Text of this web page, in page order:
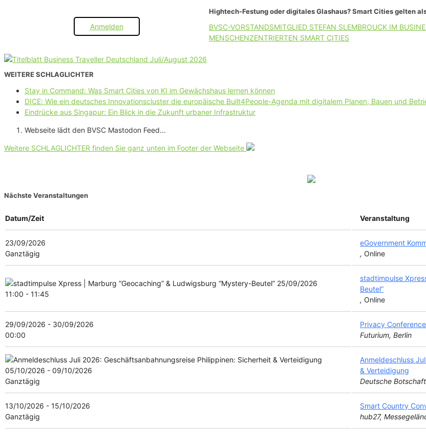
Anmelden
Hightech-Festung oder digitales Glashaus? Smart Cities gelten
BVSC-VORSTANDSMITGLIED STEFAN SLEMBROUCK IM
MENSCHENZENTRIERTEN SMART CITIES
WEITERE SCHLAGLICHTER
Stay in Command: Was Smart Cities von KI im Gewächshaus lernen können
DICE: Wie ein deutsches Innovationscluster die europäische Built4People-Agenda mit digitalem Planen, Bauen und
Eindrücke aus Singapur: Ein Blick in die Zukunft urbaner Infrastruktur
Webseite lädt den BVSC Mastodon Feed...
Weitere SCHLAGLICHTER finden Sie ganz unten im Footer der Webseite
Nächste Veranstaltungen
Datum/Zeit Veranstaltung
23/09/2026
Ganztägig
eGovernment
, Online
25/09/2026
11:00 - 11:45
stadtimpulse
Beutel”
, Online
29/09/2026 - 30/09/2026
00:00
Privacy
Futurium, Berlin
05/10/2026 - 09/10/2026
Ganztägig
Anmeldeschluss
& Verteidigung
Deutsche
13/10/2026 - 15/10/2026
Ganztägig
Smart Country
hub27,